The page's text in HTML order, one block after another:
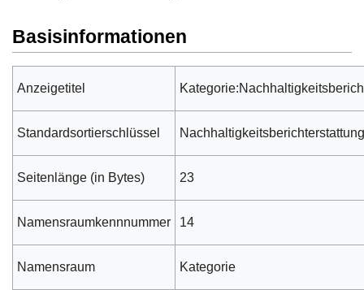
Basisinformationen
Anzeigetitel
Standardsortierschlüssel Nachhaltigkeitsberichterstattung
Seitenlänge (in Bytes) 23
Namensraumkennnummer 14
Namensraum Kategorie